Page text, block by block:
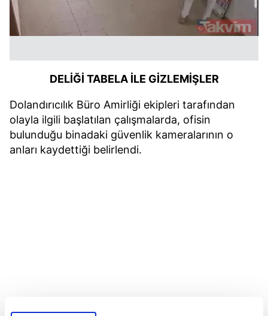
DELİĞİ TABELA İLE GİZLEMİŞLER
Dolandırıcılık Büro Amirliği ekipleri tarafından
olayla ilgili başlatılan çalışmalarda, ofisin
bulunduğu binadaki güvenlik kameralarının o
anları kaydettiği belirlendi.